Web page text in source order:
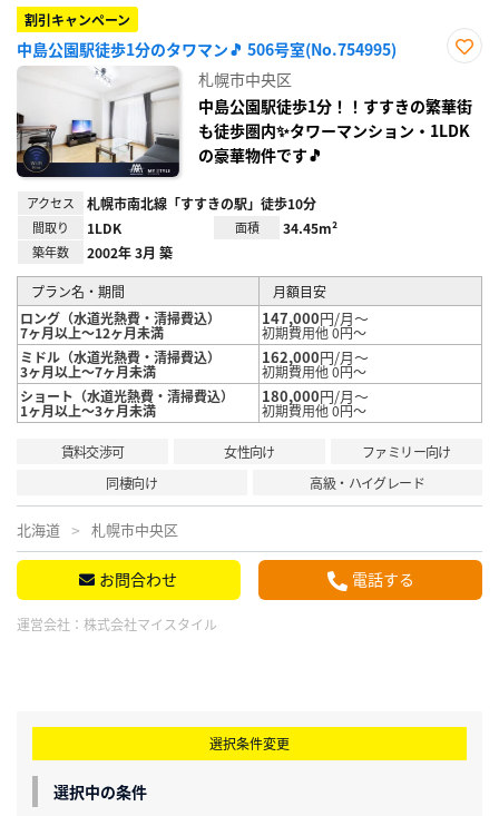
割引キャンペーン
中島公園駅徒歩1分のタワマン🎵 506号室(No.754995)
り登
録
札幌市中央区
中島公園駅徒歩1分！！すすきの繁華街
も徒歩圏内✨タワーマンション・1LDK
の豪華物件です🎵
アクセス 札幌市南北線「すすきの駅」徒歩10分
間取り 1LDK 面積 34.45m²
築年数 2002年 3月 築
プラン名・期間
月額目安
ロング（水道光熱費・清掃費込）
7ヶ月以上～12ヶ月未満
147,000円/月～
初期費用他 0円～
ミドル（水道光熱費・清掃費込）
3ヶ月以上～7ヶ月未満
162,000円/月～
初期費用他 0円～
ショート（水道光熱費・清掃費込）
1ヶ月以上～3ヶ月未満
180,000円/月～
初期費用他 0円～
賃料交渉可 女性向け
ファミリー向け
同棲向け
高級・ハイグレード
北海道 札幌市中央区
お問合わせ 電話する
運営会社： 株式会社マイスタイル
選択条件変更
選択中の条件